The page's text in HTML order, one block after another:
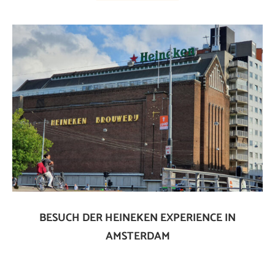
BESUCH DER HEINEKEN EXPERIENCE IN
AMSTERDAM